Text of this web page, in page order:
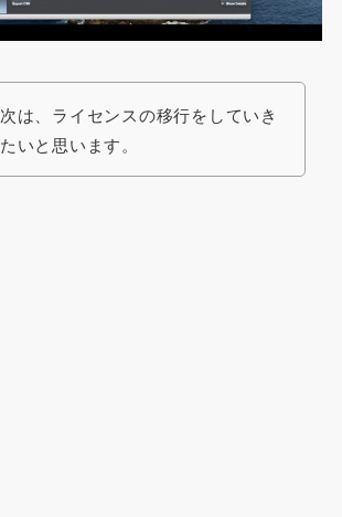
次は、ライセンスの移行をしていき
たいと思います。